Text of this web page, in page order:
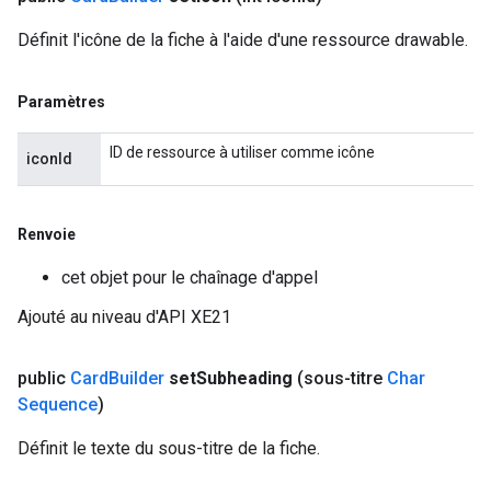
Définit l'icône de la fiche à l'aide d'une ressource drawable.
Paramètres
iconId ID de ressource à utiliser comme icône
Renvoie
cet objet pour le chaînage d'appel
Ajouté au niveau d'API XE21
public CardBuilder setSubheading (sous-titre Char
Sequence)
Définit le texte du sous-titre de la fiche.